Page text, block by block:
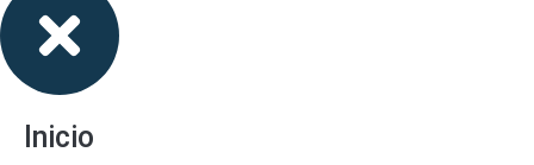
Inicio